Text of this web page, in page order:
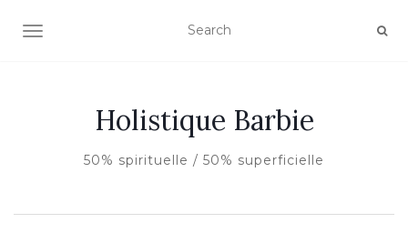
AFFICHER/MASQUER LA NAVIGATION
Holistique Barbie
50% spirituelle / 50% superficielle